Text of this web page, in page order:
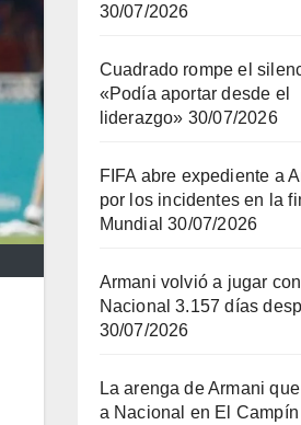
30/07/2026
Cuadrado rompe el
«Podía aportar desde el
liderazgo» 30/07/2026
FIFA abre expediente a
por los incidentes en la
Mundial 30/07/2026
Armani volvió a jugar con
Nacional 3.157 días
30/07/2026
La arenga de Armani
a Nacional en El Campín